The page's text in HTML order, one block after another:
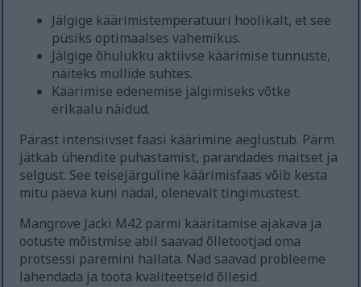
Jälgige käärimistemperatuuri hoolikalt, et see
püsiks optimaalses vahemikus.
Jälgige õhulukku aktiivse käärimise tunnuste,
näiteks mullide suhtes.
Käärimise edenemise jälgimiseks võtke
erikaalu näidud.
Pärast intensiivset faasi käärimine aeglustub. Pärm
jätkab ühendite puhastamist, parandades maitset ja
selgust. See teisejärguline käärimisfaas võib kesta
mitu päeva kuni nädal, olenevalt tingimustest.
Mangrove Jacki M42 pärmi kääritamise ajakava ja
ootuste mõistmise abil saavad õlletootjad oma
protsessi paremini hallata. Nad saavad probleeme
lahendada ja toota kvaliteetseid õllesid.